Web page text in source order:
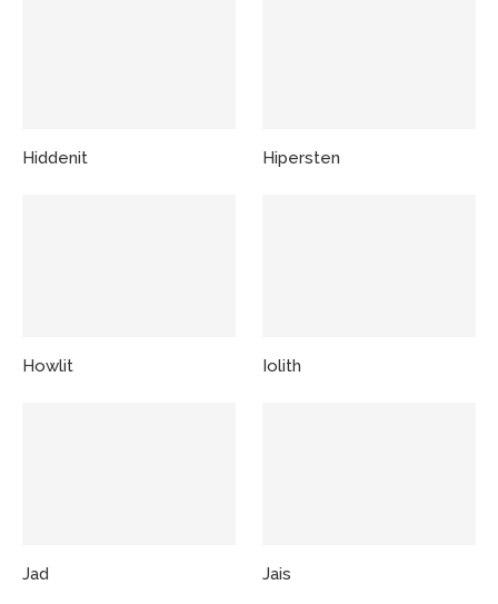
Hiddenit Hipersten
Howlit Iolith
Jad Jais